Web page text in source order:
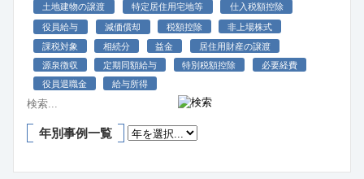
土地建物の譲渡 特定居住用宅地等 仕入税額控除
役員給与 減価償却 税額控除
非上場株式
課税対象
相続分 益金
居住用財産の譲渡
源泉徴収
定期同額給与 特別税額控除
必要経費
役員退職金
給与所得
年別事例一覧